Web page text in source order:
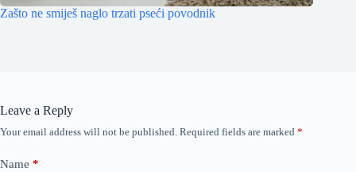
Zašto ne smiješ naglo trzati pseći povodnik
Leave a Reply
Your email address will not be published. Required fields are marked *
Name *